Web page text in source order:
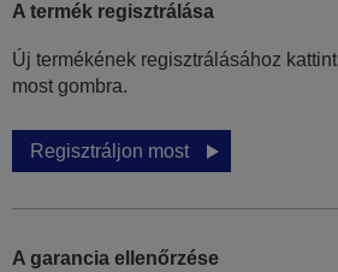
A termék regisztrálása
Új termékének regisztrálásához
most gombra.
Regisztráljon most
A garancia ellenőrzése